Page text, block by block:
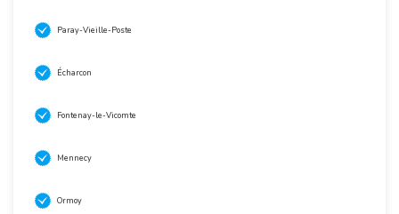
Paray-Vieille-Poste
Écharcon
Fontenay-le-Vicomte
Mennecy
Ormoy